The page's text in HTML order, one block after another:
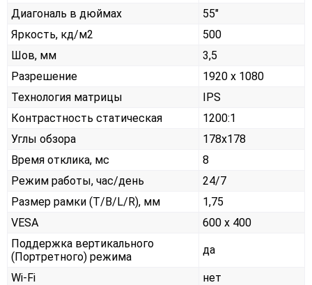
Диагональ в дюймах
55"
Яркость, кд/м2
500
Шов, мм
3,5
Разрешение
1920 x 1080
Технология матрицы
IPS
Контрастность статическая
1200:1
Углы обзора
178x178
Время отклика, мс
8
Режим работы, час/день
24/7
Размер рамки (T/B/L/R), мм
1,75
VESA
600 x 400
Поддержка вертикального
(Портретного) режима
да
Wi-Fi нет